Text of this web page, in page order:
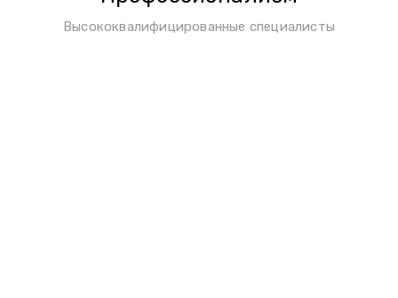
Высококвалифицированные специалисты